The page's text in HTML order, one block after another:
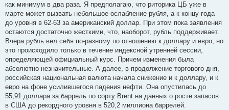
как минимум в два раза. Я предполагаю, что риторика ЦБ уже в
марте может вызвать небольшое ослабление рубля, а к концу года -
до уровня в 62-63 за американский доллар. При этом пока заявления
остаются достаточно жесткими, что, наоборот, рубль поддерживает.
Вчера рубль вел себя по-разному по отношению к доллару и евро, но
это происходило только в течение индексной утренней сессии,
определяющей официальный курс. Причем изменения была
абсолютно незначительные. А далее, в продолжение торгового дня,
российская национальная валюта начала снижение и к доллару, и к
евро на фоне усилившегося падения нефти. Она опустилась до
55,91 доллара за баррель по сорту Brent на данных о росте запасов
в США до рекордного уровня в 520,2 миллиона баррелей.